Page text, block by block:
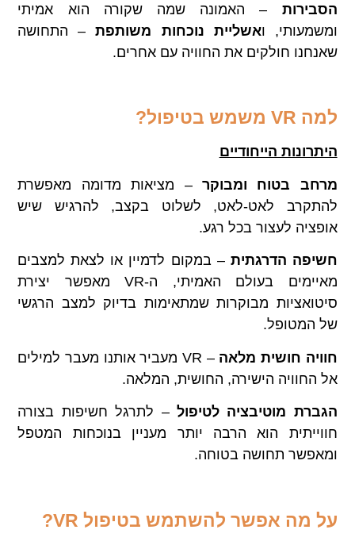
הסבירות – האמונה שמה שקורה הוא אמיתי
ומשמעותי, ואשליית נוכחות משותפת– התחושה
שאנחנו חולקים את החוויה עם אחרים.
למה משמש בטיפול?
היתרונות הייחודיים
מרחב בטוח ומבוקר – מציאות מדומה מאפשרת
להתקרב לאט-לאט, לשלוט בקצב, להרגיש שיש
אופציה לעצור בכל רגע.
חשיפה הדרגתית – במקום לדמיין או לצאת למצבים
מאיימים בעולם האמיתי, ה-VR מאפשר יצירת
סיטואציות מבוקרות שמתאימות בדיוק למצב הרגשי
של המטופל.
חוויה חושית מלאה
– VR מעביר אותנו מעבר למילים
אל החוויה הישירה, החושית, המלאה.
הגברת מוטיבציה לטיפול – לתרגל חשיפות בצורה
חווייתית הוא הרבה יותר מעניין בנוכחות המטפל
ומאפשר תחושה בטוחה.
על מה אפשר להשתמש בטיפול